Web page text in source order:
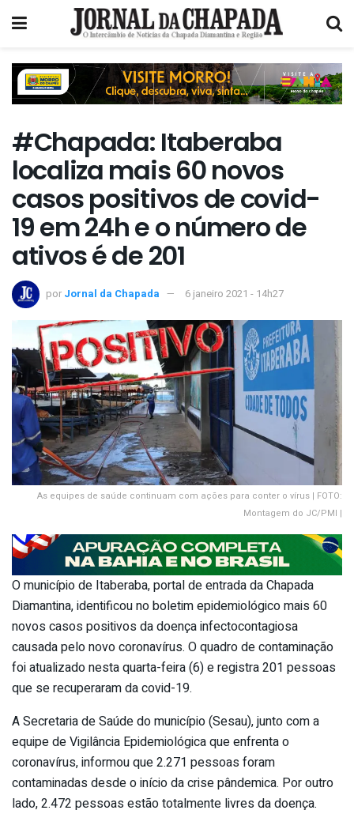
#Chapada: Itaberaba
localiza mais 60 novos
casos positivos de covid-
19 em 24h e o número de
ativos é de 201
por Jornal da Chapada 6 janeiro 2021 - 14h27
As equipes de saúde continuam com ações para conter o vírus | FOTO:
Montagem do JC/PMI |
O município de Itaberaba, portal de entrada da Chapada
Diamantina, identificou no boletim epidemiológico mais 60
novos casos positivos da doença infectocontagiosa
causada pelo novo coronavírus. O quadro de contaminação
foi atualizado nesta quarta-feira (6) e registra 201 pessoas
que se recuperaram da covid-19.
A Secretaria de Saúde do município (Sesau), junto com a
equipe de Vigilância Epidemiológica que enfrenta o
coronavírus, informou que 2.271 pessoas foram
contaminadas desde o início da crise pândemica. Por outro
lado, 2.472 pessoas estão totalmente livres da doença.